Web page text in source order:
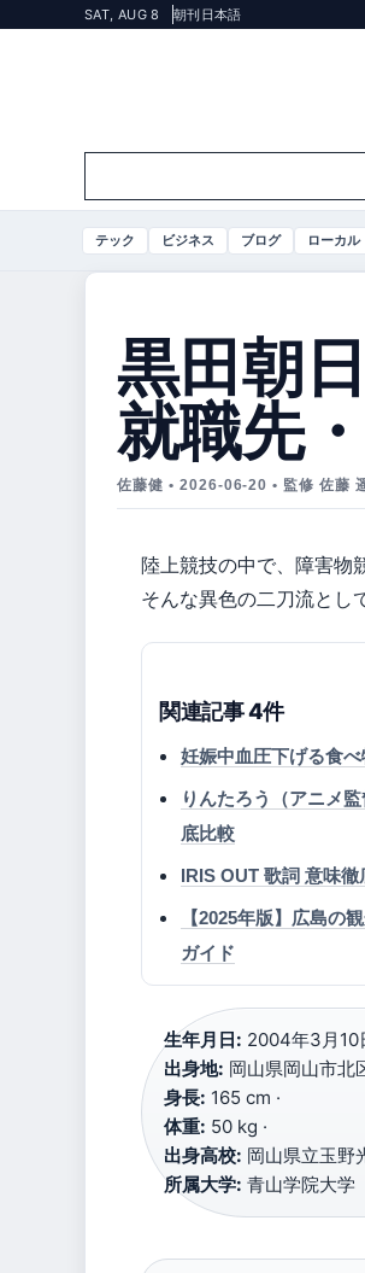
SAT, AUG 8 朝刊 日本語
テック ビジネス ブログ ローカル
黒田朝
就職先
佐藤健 • 2026-06-20 • 監修 佐藤
陸上競技の中で、障害物
そんな異色の二刀流とし
関連記事 4件
妊娠中血圧下げる食
りんたろう（アニメ
底比較
IRIS OUT 歌詞 意味
【2025年版】広島の
ガイド
生年月日: 2004年3月10
出身地: 岡山県岡山市北
身長: 165 cm ·
体重: 50 kg ·
出身高校: 岡山県立玉野
所属大学: 青山学院大学